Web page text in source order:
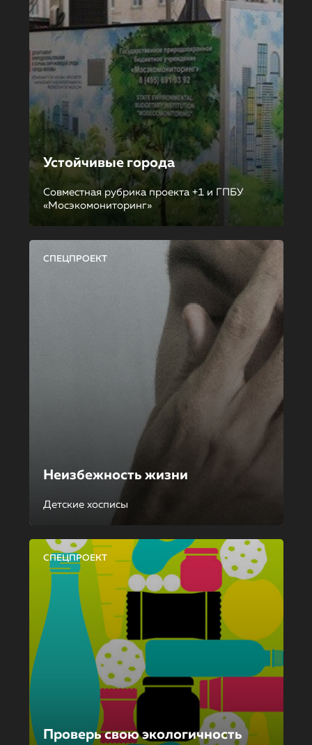
Устойчивые города
Совместная рубрика проекта +1 и ГПБУ
«Мосэкомониторинг»
СПЕЦПРОЕКТ
Неизбежность жизни
Детские хосписы
СПЕЦПРОЕКТ
Проверь свою экологичность